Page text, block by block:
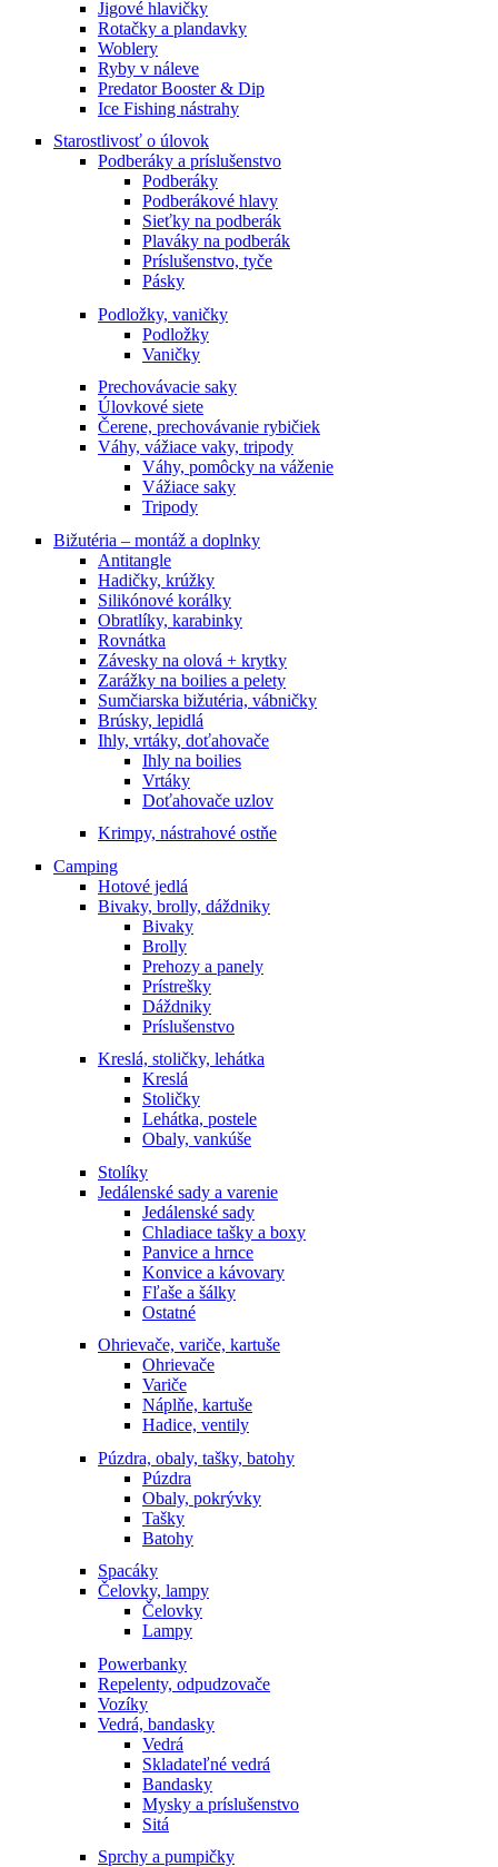
Jigové hlavičky
Rotačky a plandavky
Woblery
Ryby v náleve
Predator Booster & Dip
Ice Fishing nástrahy
Starostlivosť o úlovok
Podberáky a príslušenstvo
Podberáky
Podberákové hlavy
Sieťky na podberák
Plaváky na podberák
Príslušenstvo, tyče
Pásky
Podložky, vaničky
Podložky
Vaničky
Prechovávacie saky
Úlovkové siete
Čerene, prechovávanie rybičiek
Váhy, vážiace vaky, tripody
Váhy, pomôcky na váženie
Vážiace saky
Tripody
Bižutéria – montáž a doplnky
Antitangle
Hadičky, krúžky
Silikónové korálky
Obratlíky, karabinky
Rovnátka
Závesky na olová + krytky
Zarážky na boilies a pelety
Sumčiarska bižutéria, vábničky
Brúsky, lepidlá
Ihly, vrtáky, doťahovače
Ihly na boilies
Vrtáky
Doťahovače uzlov
Krimpy, nástrahové ostňe
Camping
Hotové jedlá
Bivaky, brolly, dáždniky
Bivaky
Brolly
Prehozy a panely
Prístrešky
Dáždniky
Príslušenstvo
Kreslá, stoličky, lehátka
Kreslá
Stoličky
Lehátka, postele
Obaly, vankúše
Stolíky
Jedálenské sady a varenie
Jedálenské sady
Chladiace tašky a boxy
Panvice a hrnce
Konvice a kávovary
Fľaše a šálky
Ostatné
Ohrievače, variče, kartuše
Ohrievače
Variče
Náplňe, kartuše
Hadice, ventily
Púzdra, obaly, tašky, batohy
Púzdra
Obaly, pokrývky
Tašky
Batohy
Spacáky
Čelovky, lampy
Čelovky
Lampy
Powerbanky
Repelenty, odpudzovače
Vozíky
Vedrá, bandasky
Vedrá
Skladateľné vedrá
Bandasky
Mysky a príslušenstvo
Sitá
Sprchy a pumpičky